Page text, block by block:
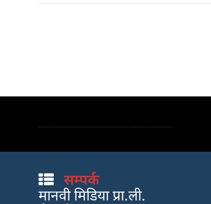
सम्पर्क
मानवी मिडिया प्रा.ली.